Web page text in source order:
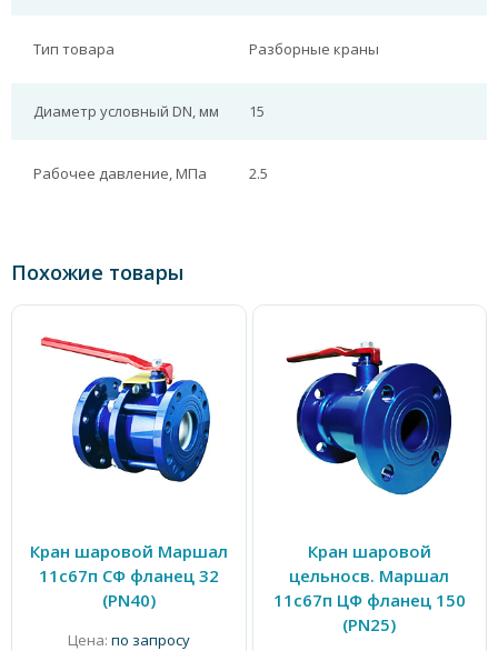
Тип товара Разборные краны
Диаметр условный DN, мм 15
Рабочее давление, МПа 2.5
Похожие товары
Кран шаровой Маршал
11с67п СФ фланец 32
(PN40)
Цена: по запросу
Кран шаровой
цельносв. Маршал
11с67п ЦФ фланец 150
(PN25)